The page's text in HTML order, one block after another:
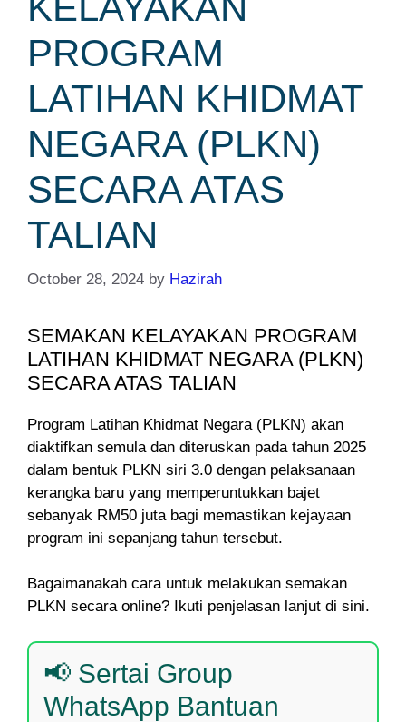
PROGRAM
LATIHAN KHIDMAT
NEGARA (PLKN)
SECARA ATAS
TALIAN
October 28, 2024 by Hazirah
SEMAKAN KELAYAKAN PROGRAM
LATIHAN KHIDMAT NEGARA (PLKN)
SECARA ATAS TALIAN
Program Latihan Khidmat Negara (PLKN) akan
diaktifkan semula dan diteruskan pada tahun 2025
dalam bentuk PLKN siri 3.0 dengan pelaksanaan
kerangka baru yang memperuntukkan bajet
sebanyak RM50 juta bagi memastikan kejayaan
program ini sepanjang tahun tersebut.
Bagaimanakah cara untuk melakukan semakan
PLKN secara online? Ikuti penjelasan lanjut di sini.
📢 Sertai Group
WhatsApp Bantuan